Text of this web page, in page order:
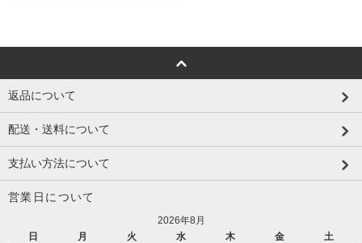
返品について
配送・送料について
支払い方法について
営業日について
2026年8月
日
月 火 水 木 金
土